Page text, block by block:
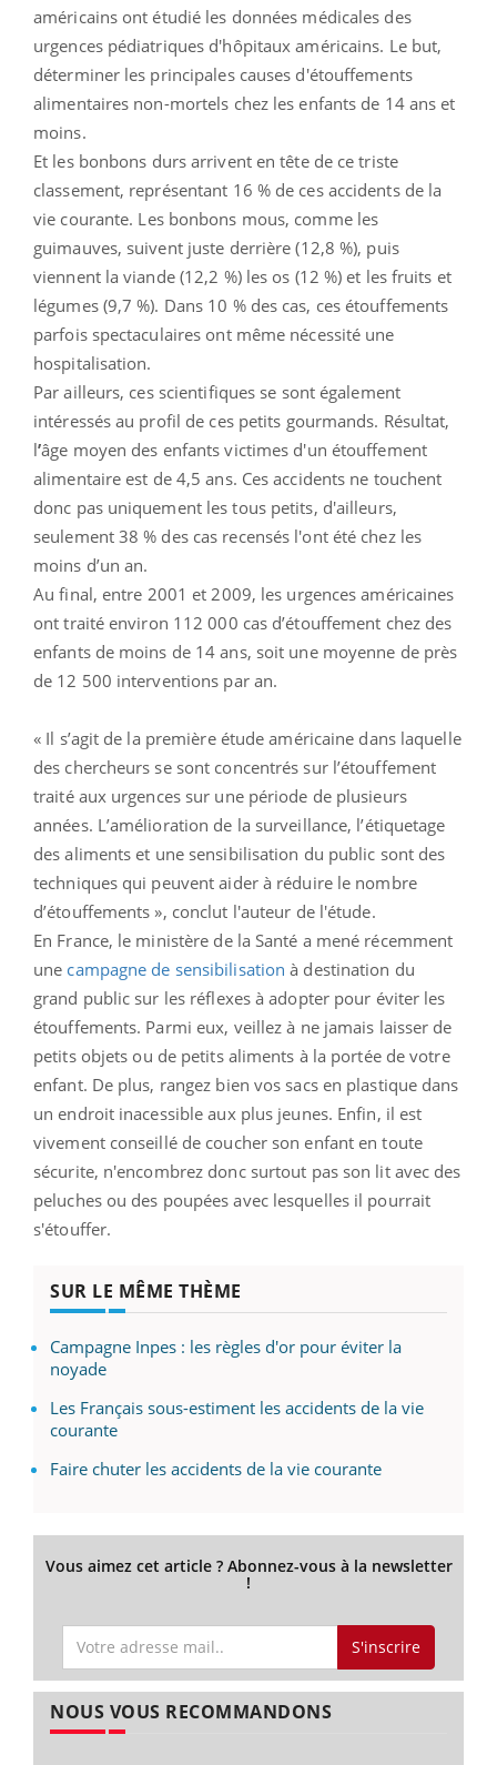
américains ont étudié les données médicales des
urgences pédiatriques d'hôpitaux américains. Le but,
déterminer les principales causes d'étouffements
alimentaires non-mortels chez les enfants de 14 ans et
moins.
Et les bonbons durs arrivent en tête de ce triste
classement, représentant 16 % de ces accidents de la
vie courante. Les bonbons mous, comme les
guimauves, suivent juste derrière (12,8 %), puis
viennent la viande (12,2 %) les os (12 %) et les fruits et
légumes (9,7 %). Dans 10 % des cas, ces étouffements
parfois spectaculaires ont même nécessité une
hospitalisation.
Par ailleurs, ces scientifiques se sont également
intéressés au profil de ces petits gourmands. Résultat,
l’âge moyen des enfants victimes d'un étouffement
alimentaire est de 4,5 ans. Ces accidents ne touchent
donc pas uniquement les tous petits, d'ailleurs,
seulement 38 % des cas recensés l'ont été chez les
moins d’un an.
Au final, entre 2001 et 2009, les urgences américaines
ont traité environ 112 000 cas d’étouffement chez des
enfants de moins de 14 ans, soit une moyenne de près
de 12 500 interventions par an.
« Il s’agit de la première étude américaine dans laquelle
des chercheurs se sont concentrés sur l’étouffement
traité aux urgences sur une période de plusieurs
années. L’amélioration de la surveillance, l’étiquetage
des aliments et une sensibilisation du public sont des
techniques qui peuvent aider à réduire le nombre
d’étouffements », conclut l'auteur de l'étude.
En France, le ministère de la Santé a mené récemment
une campagne de sensibilisation à destination du
grand public sur les réflexes à adopter pour éviter les
étouffements. Parmi eux, veillez à ne jamais laisser de
petits objets ou de petits aliments à la portée de votre
enfant. De plus, rangez bien vos sacs en plastique dans
un endroit inacessible aux plus jeunes. Enfin, il est
vivement conseillé de coucher son enfant en toute
sécurite, n'encombrez donc surtout pas son lit avec des
peluches ou des poupées avec lesquelles il pourrait
s'étouffer.
SUR LE MÊME THÈME
Campagne Inpes : les règles d'or pour éviter la
noyade
Les Français sous-estiment les accidents de la vie
courante
Faire chuter les accidents de la vie courante
Vous aimez cet article ? Abonnez-vous à la newsletter
!
S'inscrire
NOUS VOUS RECOMMANDONS